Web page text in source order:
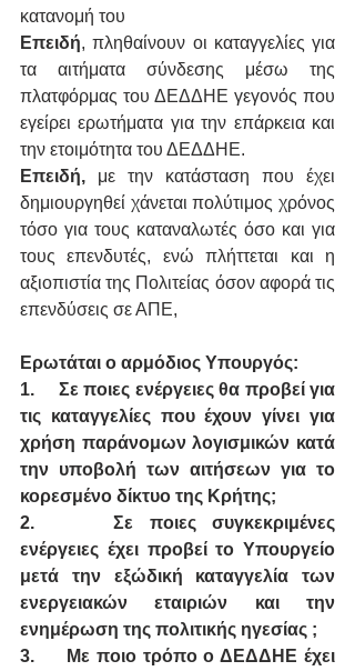
κατανομή του
Επειδή, πληθαίνουν οι καταγγελίες για
τα αιτήματα σύνδεσης μέσω της
πλατφόρμας του ΔΕΔΔΗΕ γεγονός που
εγείρει ερωτήματα για την επάρκεια και
την ετοιμότητα του ΔΕΔΔΗΕ.
Επειδή, με την κατάσταση που έχει
δημιουργηθεί χάνεται πολύτιμος χρόνος
τόσο για τους καταναλωτές όσο και για
τους επενδυτές, ενώ πλήττεται και η
αξιοπιστία της Πολιτείας όσον αφορά τις
επενδύσεις σε ΑΠΕ,
Ερωτάται ο αρμόδιος Υπουργός:
1.
Σε ποιες ενέργειες θα προβεί για
τις καταγγελίες που έχουν γίνει για
χρήση παράνομων λογισμικών κατά
την υποβολή των αιτήσεων για το
κορεσμένο δίκτυο της Κρήτης;
2.
Σε ποιες συγκεκριμένες
ενέργειες έχει προβεί το Υπουργείο
μετά την εξώδική καταγγελία των
ενεργειακών εταιριών και την
ενημέρωση της πολιτικής ηγεσίας ;
3.
Με ποιο τρόπο ο ΔΕΔΔΗΕ έχει